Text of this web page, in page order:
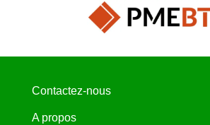
Contactez-nous
A propos